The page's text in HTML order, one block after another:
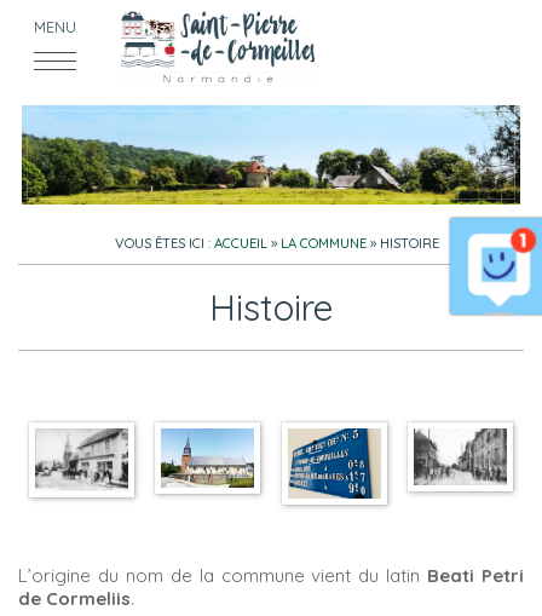
MENU
VOUS ÊTES ICI : ACCUEIL » LA COMMUNE » HISTOIRE
Histoire
L’origine du nom de la commune vient du latin Beati Petri
de Cormeliis.